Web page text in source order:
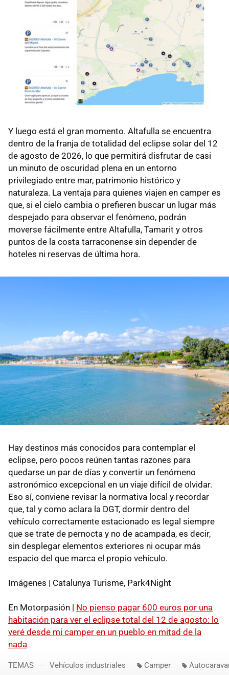
Y luego está el gran momento. Altafulla se encuentra
dentro de la franja de totalidad del eclipse solar del 12
de agosto de 2026, lo que permitirá disfrutar de casi
un minuto de oscuridad plena en un entorno
privilegiado entre mar, patrimonio histórico y
naturaleza. La ventaja para quienes viajen en camper es
que, si el cielo cambia o prefieren buscar un lugar más
despejado para observar el fenómeno, podrán
moverse fácilmente entre Altafulla, Tamarit y otros
puntos de la costa tarraconense sin depender de
hoteles ni reservas de última hora.
Hay destinos más conocidos para contemplar el
eclipse, pero pocos reúnen tantas razones para
quedarse un par de días y convertir un fenómeno
astronómico excepcional en un viaje difícil de olvidar.
Eso sí, conviene revisar la normativa local y recordar
que, tal y como aclara la DGT, dormir dentro del
vehículo correctamente estacionado es legal siempre
que se trate de pernocta y no de acampada, es decir,
sin desplegar elementos exteriores ni ocupar más
espacio del que marca el propio vehículo.
Imágenes | Catalunya Turisme, Park4Night
En Motorpasión | No pienso pagar 600 euros por una
habitación para ver el eclipse total del 12 de agosto: lo
veré desde mi camper en un pueblo en mitad de la
nada
TEMAS Vehículos industriales Camper